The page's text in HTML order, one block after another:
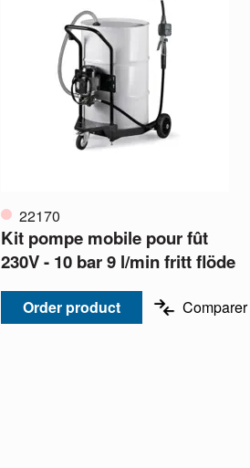
22170
Kit pompe mobile pour fût
230V - 10 bar 9 l/min fritt flöde
Order product Comparer